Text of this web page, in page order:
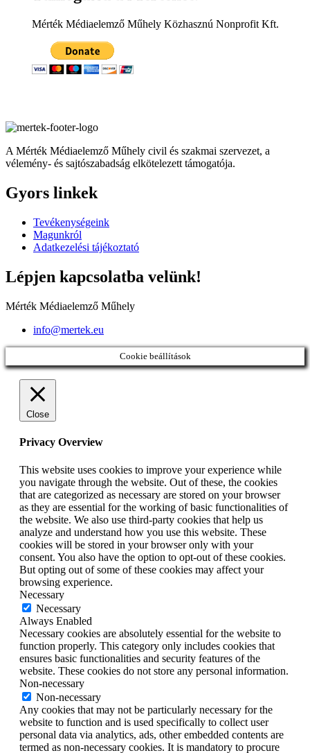
Mérték Médiaelemző Műhely Közhasznú Nonprofit Kft.
A Mérték Médiaelemző Műhely civil és szakmai szervezet, a
vélemény- és sajtószabadság elkötelezett támogatója.
Gyors linkek
Tevékenységeink
Magunkról
Adatkezelési tájékoztató
Lépjen kapcsolatba velünk!
Mérték Médiaelemző Műhely
info@mertek.eu
Cookie beállítások
Close
Privacy Overview
This website uses cookies to improve your experience while
you navigate through the website. Out of these, the cookies
that are categorized as necessary are stored on your browser
as they are essential for the working of basic functionalities of
the website. We also use third-party cookies that help us
analyze and understand how you use this website. These
cookies will be stored in your browser only with your
consent. You also have the option to opt-out of these cookies.
But opting out of some of these cookies may affect your
browsing experience.
Necessary
Necessary
Always Enabled
Necessary cookies are absolutely essential for the website to
function properly. This category only includes cookies that
ensures basic functionalities and security features of the
website. These cookies do not store any personal information.
Non-necessary
Non-necessary
Any cookies that may not be particularly necessary for the
website to function and is used specifically to collect user
personal data via analytics, ads, other embedded contents are
termed as non-necessary cookies. It is mandatory to procure